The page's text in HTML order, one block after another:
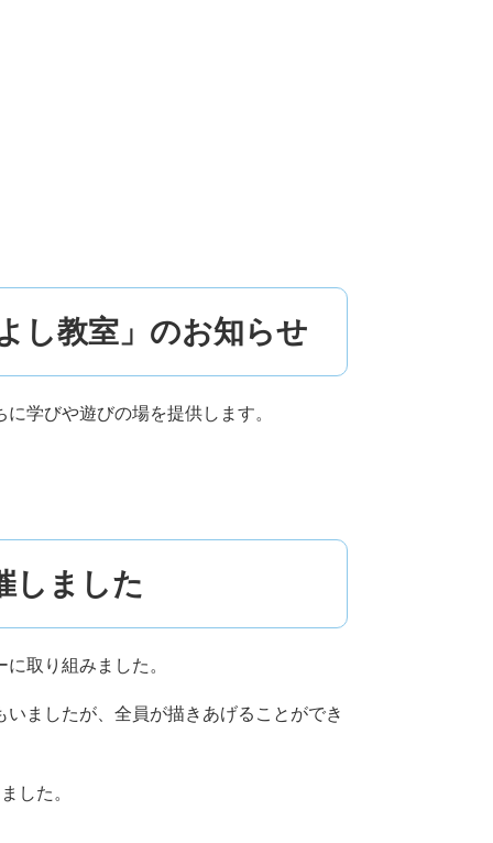
し教室」のお知らせ
学びや遊びの場を提供します。
しました
取り組みました。
ましたが、全員が描きあげることができ
した。